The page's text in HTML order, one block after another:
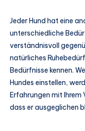
Jeder Hund hat eine
unterschiedliche
verständnisvoll
natürliches
Bedürfnisse kennen.
Hundes einstellen,
Erfahrungen mit Ihrem
dass er ausgeglichen